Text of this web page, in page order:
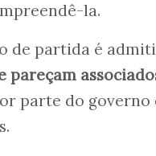
la.
de partida é
pareçam
parte do governo